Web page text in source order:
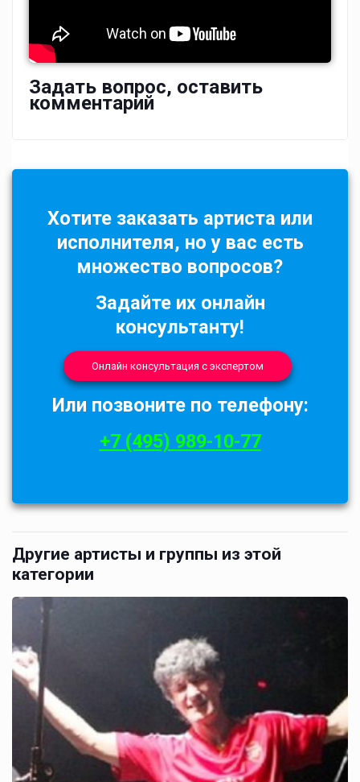
Задать вопрос, оставить
комментарий
Хотите заказать артиста или
исполнителя, но у вас есть
множество вопросов?
Задайте их онлайн
консультанту!
Онлайн консультация с экспертом
Или позвоните по телефону:
+7 (495) 989-10-77
Другие артисты и группы из этой
категории